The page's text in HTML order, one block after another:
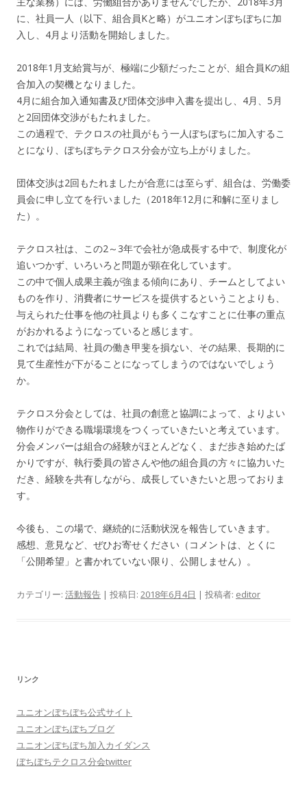
に、社員一人（以下、組合員Kと略）がユニオンぼちぼちに加
入し、4月より活動を開始しました。
2018年1月支給賞与が、極端に少額だったことが、組合員Kの組
合加入の契機となりました。
4月に組合加入通知書及び団体交渉申入書を提出し、4月、 5月
と2回団体交渉がもたれました。
この過程で、 テクロスの社員がもう一人ぼちぼちに加入するこ
とになり、 ぼちぼちテクロス分会が立ち上がりました。
団体交渉は2回もたれましたが合意には至らず、組合は、 労働委
員会に申し立てを行いました（2018年12月に和解に至りまし
た）。
テクロス社は、この2～3年で会社が急成長する中で、制度化が
追いつかず、 いろいろと問題が顕在化しています。
この中で個人成果主義が強まる傾向にあり、 チームとしてよい
ものを作り、 消費者にサービスを提供するということよりも、
与えられた仕事を他の社員よりも多くこなすことに仕事の重点
がおかれるようになっていると感じます。
これでは結局、社員の働き甲斐を損ない、その結果、 長期的に
見て生産性が下がることになってしまうのではないでしょう
か。
テクロス分会としては、社員の創意と協調によって、より よい
物作りができる職場環境をつくっていきたいと考えています。
分会メンバーは組合の経験がほとんどなく、
まだ歩き始めたば
かりですが、執行委員の皆さんや他の組合員の方々に協力いた
だき、 経験を共有しながら、成長していきたいと思っておりま
す。
今後も、この場で、継続的に活動状況を報告していきます。
感想、意見など、ぜひお寄せください（コメントは、とくに
「公開希望」と書かれていない限り、公開しません）。
カテゴリー: 活動報告 | 投稿日: 2018年6月4日 | 投稿者: editor
リンク
ユニオンぼちぼち公式サイト
ユニオンぼちぼちブログ
ユニオンぼちぼち加入カイダンス
ぼちぼちテクロス分会twitter